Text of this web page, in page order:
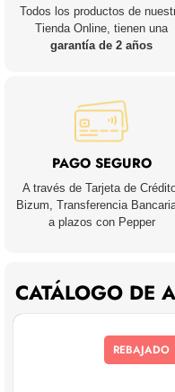
Todos los productos de
Tienda Online, tienen una
garantía de 2 años
PAGO SEGURO
A través de Tarjeta de
Bizum, Transferencia
a plazos con Pepper
CATÁLOGO DE
REBAJADO